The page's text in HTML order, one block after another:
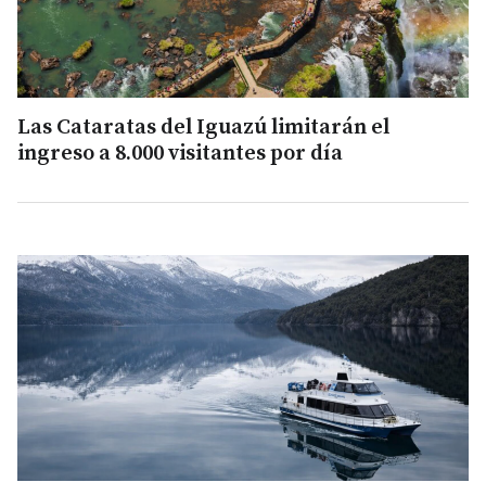
Las Cataratas del Iguazú limitarán el
ingreso a 8.000 visitantes por día